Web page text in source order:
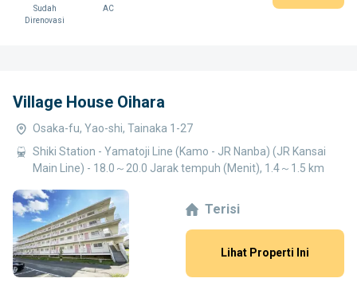
Sudah
Direnovasi
AC
Village House Oihara
Osaka-fu, Yao-shi, Tainaka 1-27
Shiki Station - Yamatoji Line (Kamo - JR Nanba) (JR Kansai
Main Line) - 18.0～20.0 Jarak tempuh (Menit), 1.4～1.5 km
Terisi
Lihat Properti Ini